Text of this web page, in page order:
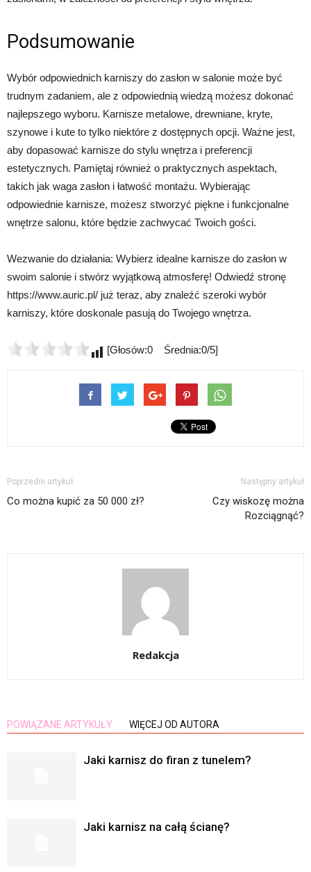
Podsumowanie
Wybór odpowiednich karniszy do zasłon w salonie może być
trudnym zadaniem, ale z odpowiednią wiedzą możesz dokonać
najlepszego wyboru. Karnisze metalowe, drewniane, kryte,
szynowe i kute to tylko niektóre z dostępnych opcji. Ważne jest,
aby dopasować karnisze do stylu wnętrza i preferencji
estetycznych. Pamiętaj również o praktycznych aspektach,
takich jak waga zasłon i łatwość montażu. Wybierając
odpowiednie karnisze, możesz stworzyć piękne i funkcjonalne
wnętrze salonu, które będzie zachwycać Twoich gości.
Wezwanie do działania: Wybierz idealne karnisze do zasłon w
swoim salonie i stwórz wyjątkową atmosferę! Odwiedź stronę
https://www.auric.pl/ już teraz, aby znaleźć szeroki wybór
karniszy, które doskonale pasują do Twojego wnętrza.
[Głosów:0 Średnia:0/5]
Poprzedni artykuł
Co można kupić za 50 000 zł?
Następny artykuł
Czy wiskozę można
Rozciągnąć?
Redakcja
POWIĄZANE ARTYKUŁY WIĘCEJ OD AUTORA
Jaki karnisz do firan z tunelem?
Jaki karnisz na całą ścianę?